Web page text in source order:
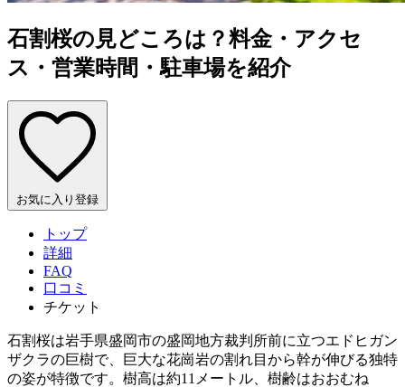
石割桜の見どころは？料金・アクセ
ス・営業時間・駐車場を紹介
お気に入り登録
トップ
詳細
FAQ
口コミ
チケット
石割桜は岩手県盛岡市の盛岡地方裁判所前に立つエドヒガン
ザクラの巨樹で、巨大な花崗岩の割れ目から幹が伸びる独特
の姿が特徴です。樹高は約11メートル、樹齢はおおむね